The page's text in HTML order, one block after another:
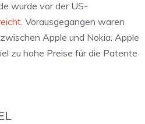
wurde vor der US-
. Vorausgegangen waren
Apple und Nokia. Apple
zu hohe Preise für die Patente